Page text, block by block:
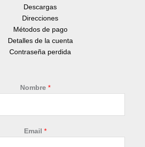
Descargas
Direcciones
Métodos de pago
Detalles de la cuenta
Contraseña perdida
Nombre *
o
Email *